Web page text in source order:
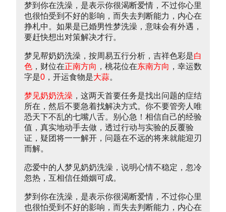
梦到你在洗澡，是表示你很渴断爱情，不过你心里
也很怕受到不好的影响，而失去判断能力，内心在
挣札中。如果是已婚男性梦洗澡，意味会有外遇，
要赶快想出对策解决才行。
梦见帮奶奶洗澡，按周易五行分析，吉祥色彩是白
色 ，财位在正南方向 ，桃花位在东南方向 ，幸运数
字是0 ，开运食物是大蒜。
梦见奶奶洗澡 ，这两天首要任务是找出问题的症结
所在，然后不要急着找解决方式。你不要管旁人唯
恐天下不乱的七嘴八舌。别心急！相信自己的经验
值，真实地动手去做，透过行动与实验的反覆验
证，疑团将一一解开，问题在不远的将来就能迎刃
而解。
恋爱中的人梦见奶奶洗澡，说明心情不稳定，忽冷
忽热，互相信任婚姻可成。
梦到你在洗澡，是表示你很渴断爱情，不过你心里
也很怕受到不好的影响，而失去判断能力，内心在